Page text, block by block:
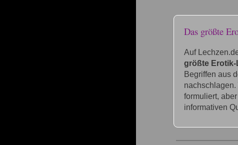
Das größte
Auf
größte
Begriffen aus
formuliert,
informativen